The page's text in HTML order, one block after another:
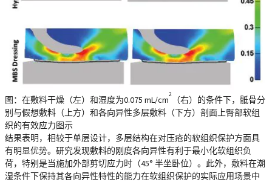
图：在敷料干燥（左）和湿度为0.075 mL/cm
2
（右）的条件下，骶骨分
别与假想敷料（上方）和各向异性多层敷料（下方）剖面上臀部软组
织的有效应力图示
结果表明，相较于单层设计，多层结构在对压疮的软组织保护方面具
有明显优势。研究发现敷料的刚度各向异性有利于最小化软组织负
荷，特别是当施加外部剪切应力时（45° 半坐卧位）。此外，敷料在潮
湿条件下保持其各向异性特性的能力在软组织保护的实际应用场景中